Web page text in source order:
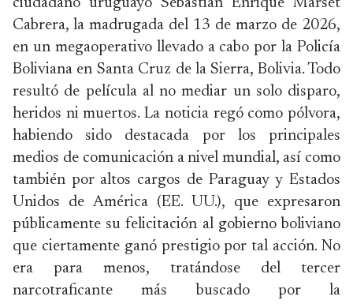
ciudadano uruguayo Sebastián Enrique Marset
Cabrera, la madrugada del 13 de marzo de 2026,
en un megaoperativo llevado a cabo por la Policía
Boliviana en Santa Cruz de la Sierra, Bolivia. Todo
resultó de película al no mediar un solo disparo,
heridos ni muertos. La noticia regó como pólvora,
habiendo sido destacada por los principales
medios de comunicación a nivel mundial, así como
también por altos cargos de Paraguay y Estados
Unidos de América (EE. UU.), que expresaron
públicamente su felicitación al gobierno boliviano
que ciertamente ganó prestigio por tal acción. No
era para menos, tratándose del tercer
narcotraficante más buscado por la